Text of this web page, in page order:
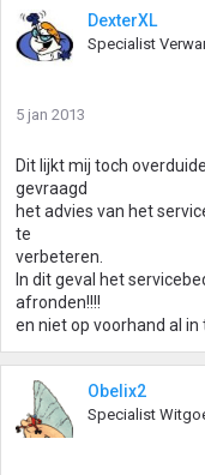
DexterXL
Specialist
5 jan 2013
Dit lijkt mij toch
gevraagd
het advies van het
te
verbeteren.
In dit geval het
afronden!!!!
en niet op voorhand al
Obelix2
Specialist